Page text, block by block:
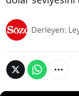
Derleyen: